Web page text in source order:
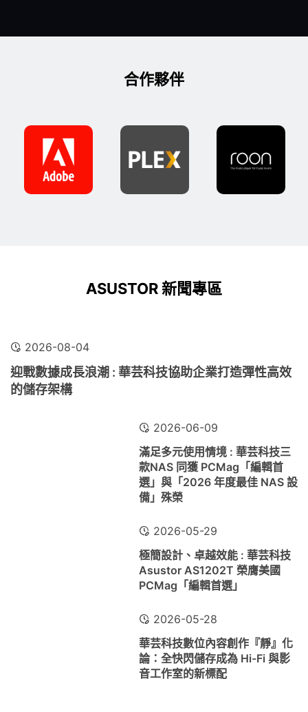
合作夥伴
ASUSTOR 新聞專區
2026-08-04
迎戰數據成長浪潮 : 華芸科技協助企業打造彈性高效
的儲存架構
2026-06-09
滿足多元使用情境 : 華芸科技三
款NAS 同獲 PCMag「編輯首
選」與「2026 年度最佳 NAS 設
備」殊榮
2026-05-29
極簡設計、卓越效能 : 華芸科技
Asustor AS1202T 榮膺美國
PCMag「編輯首選」
2026-05-28
華芸科技數位內容創作『靜』化
論：全快閃儲存成為 Hi-Fi 與影
音工作室的新標配